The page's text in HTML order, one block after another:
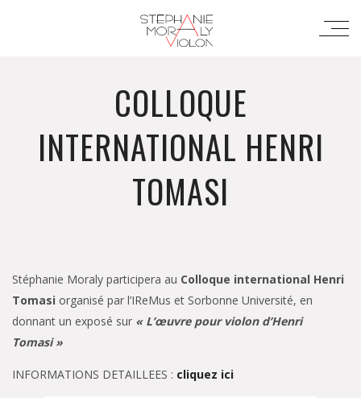
COLLOQUE
INTERNATIONAL HENRI
TOMASI
Stéphanie Moraly participera au Colloque international Henri
Tomasi organisé par l’IReMus et Sorbonne Université, en
donnant un exposé sur « L’œuvre pour violon d’Henri
Tomasi »
INFORMATIONS DETAILLEES : cliquez ici